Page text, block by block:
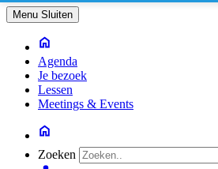
Menu Sluiten
Agenda
Je bezoek
Lessen
Meetings & Events
Zoeken